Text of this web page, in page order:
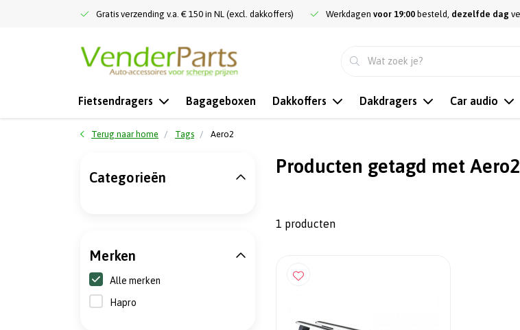
Gratis verzending v.a. € 150 in NL (excl. dakkoffers) Werkdagen voor 19:00 besteld, dezelfde dag
Fietsendragers Bagageboxen Dakkoffers Dakdragers Car audio
Terug naar home Tags Aero2
Producten getagd met Aero2
1 producten
Categorieën
Merken
Alle merken
Hapro